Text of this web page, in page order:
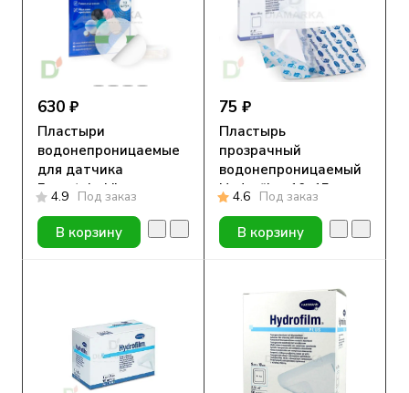
630 ₽
Пластыри
водонепроницаемые
для датчика
Freestyle Libre,
Прозрачный, 10шт
4.9 Под заказ
В корзину
75 ₽
Пластырь
прозрачный
водонепроницаемый
Hydrofilm, 10х15см.
4.6 Под заказ
В корзину